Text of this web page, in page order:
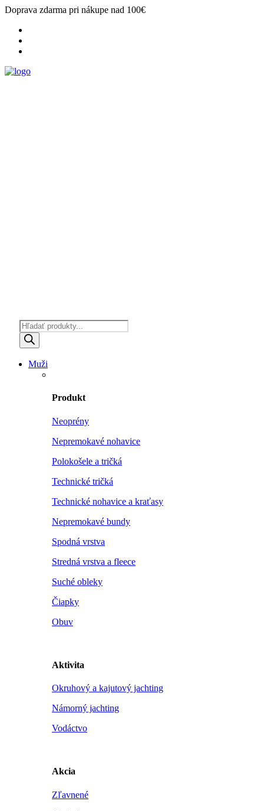
Doprava zdarma pri nákupe nad 100€
Products
search
Muži
Produkt
Neoprény
Nepremokavé nohavice
Polokošele a tričká
Technické tričká
Technické nohavice a kraťasy
Nepremokavé bundy
Spodná vrstva
Stredná vrstva a fleece
Suché obleky
Čiapky
Obuv
Aktivita
Okruhový a kajutový jachting
Námorný jachting
Vodáctvo
Akcia
Zľavnené